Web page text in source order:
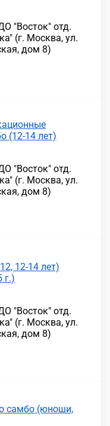
"Восток" отд.
(г. Москва, ул.
дом 8)
(12-14 лет)
"Восток" отд.
(г. Москва, ул.
дом 8)
12-14 лет)
г.)
"Восток" отд.
(г. Москва, ул.
дом 8)
самбо (юноши,